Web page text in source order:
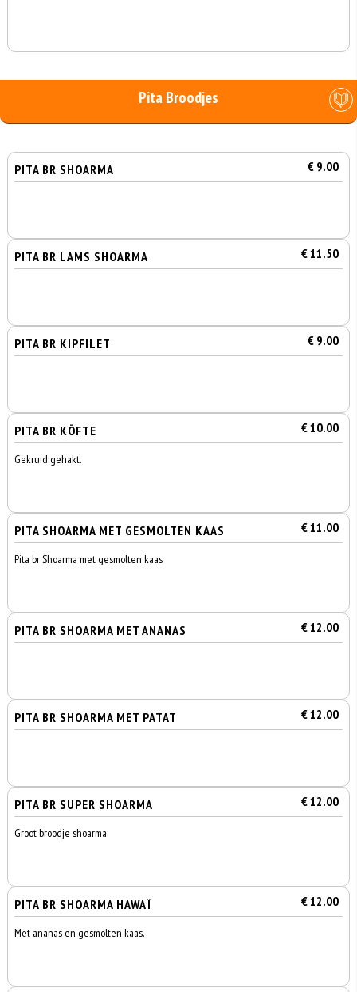
Pita Broodjes
PITA BR SHOARMA € 9.00
PITA BR LAMS SHOARMA € 11.50
PITA BR KIPFILET € 9.00
PITA BR KÖFTE € 10.00
Gekruid gehakt.
PITA SHOARMA MET GESMOLTEN KAAS € 11.00
Pita br Shoarma met gesmolten kaas
PITA BR SHOARMA MET ANANAS € 12.00
PITA BR SHOARMA MET PATAT € 12.00
PITA BR SUPER SHOARMA € 12.00
Groot broodje shoarma.
PITA BR SHOARMA HAWAÏ € 12.00
Met ananas en gesmolten kaas.